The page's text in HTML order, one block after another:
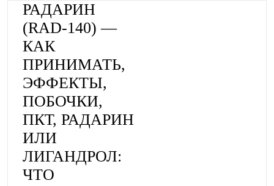
РАДАРИН
(RAD-140) —
КАК
ПРИНИМАТЬ,
ЭФФЕКТЫ,
ПОБОЧКИ,
ПКТ, РАДАРИН
ИЛИ
ЛИГАНДРОЛ:
ЧТО